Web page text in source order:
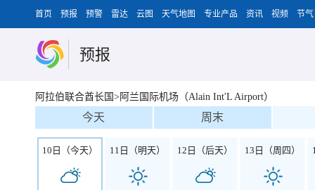
首页 预报 预警 雷达 云图 天气地图 专业产品 资讯 视频 节气
预报
阿拉伯联合酋长国>阿兰国际机场（Alain Int'L Airport）
今天 周末
10日（今天） 11日（明天） 12日（后天） 13日（周四）